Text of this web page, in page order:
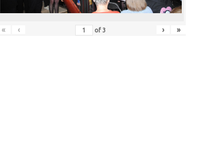
« ‹ of3 › »